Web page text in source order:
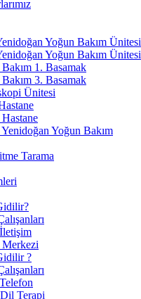
Yoğun Bakım Ünitesi
Yoğun Bakım Ünitesi
1. Basamak
3. Basamak
Ünitesi
Yoğun Bakım
Tarama
?
Terapi